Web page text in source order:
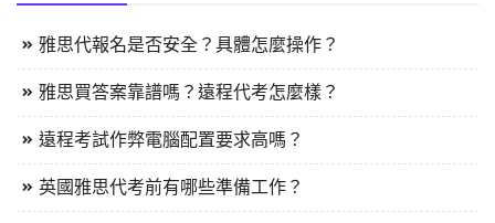
雅思代報名是否安全？具體怎麼操作？
雅思買答案靠譜嗎？遠程代考怎麼樣？
遠程考試作弊電腦配置要求高嗎？
英國雅思代考前有哪些準備工作？